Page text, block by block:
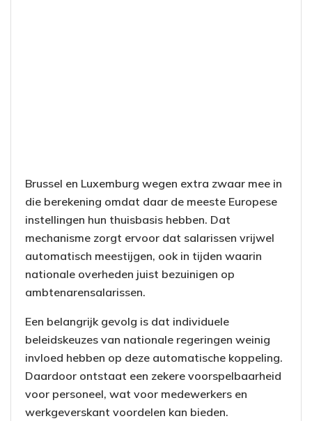
Brussel en Luxemburg wegen extra zwaar mee in
die berekening omdat daar de meeste Europese
instellingen hun thuisbasis hebben. Dat
mechanisme zorgt ervoor dat salarissen vrijwel
automatisch meestijgen, ook in tijden waarin
nationale overheden juist bezuinigen op
ambtenarensalarissen.
Een belangrijk gevolg is dat individuele
beleidskeuzes van nationale regeringen weinig
invloed hebben op deze automatische koppeling.
Daardoor ontstaat een zekere voorspelbaarheid
voor personeel, wat voor medewerkers en
werkgeverskant voordelen kan bieden.